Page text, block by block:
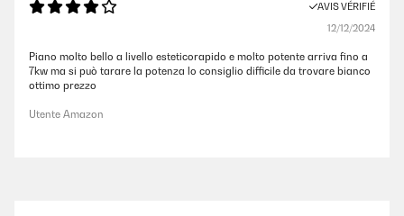
AVIS VÉRIFIÉ
12/12/2024
Piano molto bello a livello esteticorapido e molto potente arriva fino a
7kw ma si può tarare la potenza lo consiglio difficile da trovare bianco
ottimo prezzo
Utente Amazon